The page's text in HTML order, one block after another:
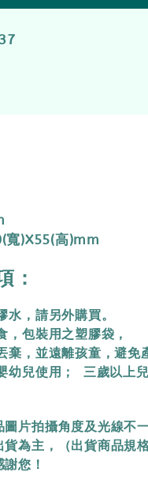
寬)X55(高)mm
：
，請另外購買。
包裝用之塑膠袋，
棄，
並遠離孩童，避免
幼兒使用； 三歲以上
圖片拍攝角度及光線不
為主，（出貨商品規
您！